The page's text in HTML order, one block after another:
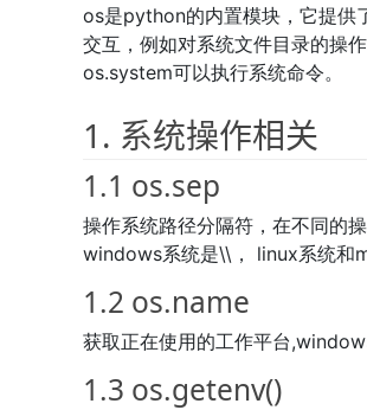
os是python的内置模块，它提供
交互，例如对系统文件目录的操
os.system可以执行系统命令。
1. 系统操作相关
1.1 os.sep
操作系统路径分隔符，在不同的
windows系统是\\， linux系统和
1.2 os.name
获取正在使用的工作平台
1.3 os.getenv()